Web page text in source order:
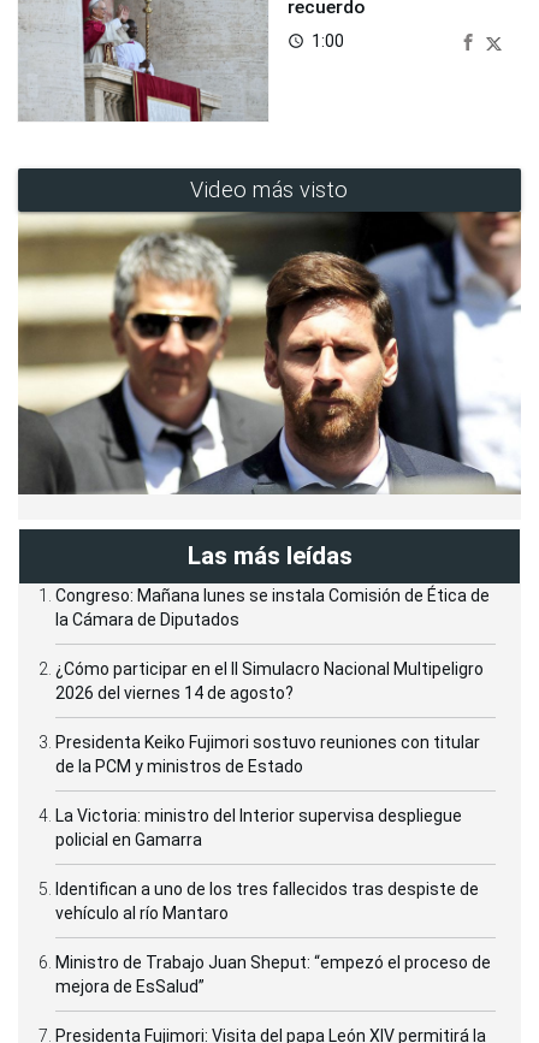
recuerdo
access_time 1:00
Video más visto
Las más leídas
Congreso: Mañana lunes se instala Comisión de Ética de
la Cámara de Diputados
¿Cómo participar en el II Simulacro Nacional Multipeligro
2026 del viernes 14 de agosto?
Presidenta Keiko Fujimori sostuvo reuniones con titular
de la PCM y ministros de Estado
La Victoria: ministro del Interior supervisa despliegue
policial en Gamarra
Identifican a uno de los tres fallecidos tras despiste de
vehículo al río Mantaro
Ministro de Trabajo Juan Sheput: “empezó el proceso de
mejora de EsSalud”
Presidenta Fujimori: Visita del papa León XIV permitirá la